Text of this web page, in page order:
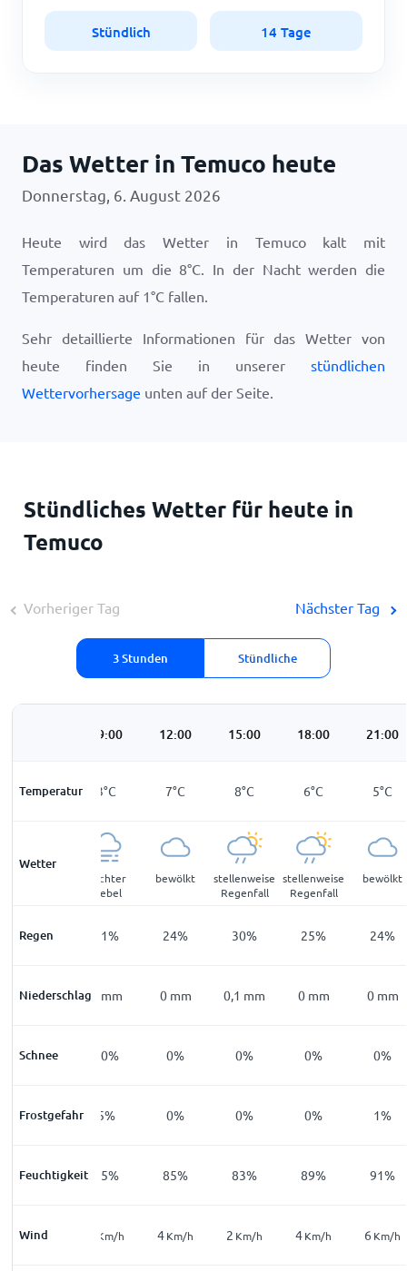
Stündlich 14 Tage
Das Wetter in Temuco heute
Donnerstag, 6. August 2026
Heute wird das Wetter in Temuco kalt mit
Temperaturen um die 8°C. In der Nacht werden die
Temperaturen auf 1°C fallen.
Sehr detaillierte Informationen für das Wetter von
heute finden Sie in unserer stündlichen
Wettervorhersage unten auf der Seite.
Stündliches Wetter für heute in
Temuco
Vorheriger Tag
3 Stunden Stündliche
Nächster Tag
09:00 12:00 15:00 18:00 21:00
Temperatur
2°C 3°C 7°C 8°C 6°C 5°C
Wetter
leichter
Nebel
bewölkt
stellenweise
Regenfall
stellenweise
Regenfall
bewölkt
Regen
21% 31% 24% 30% 25% 24%
Niederschlag
0 mm 0 mm 0 mm 0,1 mm 0 mm 0 mm
Schnee
21% 20% 0% 0% 0% 0%
Frostgefahr
19% 5% 0% 0% 0% 1%
Feuchtigkeit
96% 95% 85% 83% 89% 91%
Wind
4Km/h Km/h 4Km/h 2 Km/h 4Km/h 6 Km/h